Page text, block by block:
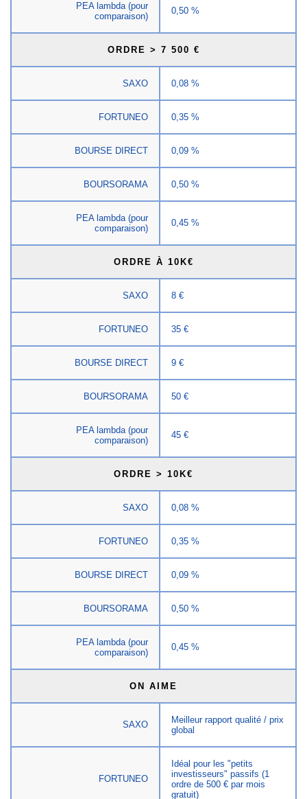
PEA lambda (pour
comparaison)
0,50 %
ORDRE > 7 500 €
SAXO 0,08 %
FORTUNEO 0,35 %
BOURSE DIRECT 0,09 %
BOURSORAMA 0,50 %
PEA lambda (pour
comparaison)
0,45 %
ORDRE À 10K€
SAXO 8 €
FORTUNEO 35 €
BOURSE DIRECT 9 €
BOURSORAMA 50 €
PEA lambda (pour
comparaison)
45 €
ORDRE > 10K€
SAXO 0,08 %
FORTUNEO 0,35 %
BOURSE DIRECT 0,09 %
BOURSORAMA 0,50 %
PEA lambda (pour
comparaison)
0,45 %
ON AIME
SAXO
Meilleur rapport qualité / prix
global
FORTUNEO
Idéal pour les "petits
investisseurs" passifs (1
ordre de 500 € par mois
gratuit)